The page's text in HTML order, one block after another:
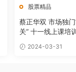
股票精品
蔡正华双 市场独门
关” 十一线上课培
2024-03-31